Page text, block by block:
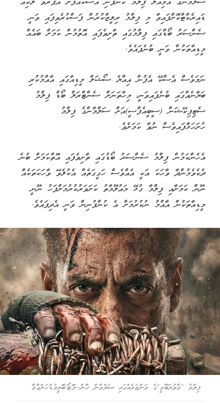
ޑައިރެކްޓްކޮށްފައިވާ މި ފިލްމު ރިލީޒްކުރުން ފަސްކުރެވިފައި ވަނީ
ސެންސަރު ބޯޑްގައި ފިލްމުގައި ތާށިވެފައި އޮތުމުން ކަމަށް ބައެއް
މީޑިއާތަކުން ވަނީ ބުނެފައެވެ.
ނަމަވެސް އެސްކޭ އެފުން އިއްޔެ ސޯޝަލް މީޑިއާގައި އާއްމުކުރި
ބަޔާނެއްގައި ބުނެފައިވަނީ، މިހާތަނަށް ސެންޓްރަލް ބޯޑް ފިލްމު
ސެޓިފިކޭޝަން (ސީބީއެފްސީ)އަށް ސަލްމާންގެ ފިލްމު
ހުށަހަޅާފައިވެސް ނުވާ ކަމަށެވެ.
އެހެންކަމުން ފިލްމު ސެންސަރު ބޯޑުގައި ތާށިވެފައި އޮތްކަމަށް ބުނެ
ދެކެވެމުންދާ ވާހަކަ އަކީ އެއްވެސް ހަގީގަތެއް އެކުލެވޭ ވާހަކަތަކެއް
ނޫން ކަމަށާއި ފިލްމާ ގުޅޭ މައުލޫމާތު ކަށަވަރުކުރުމަށްފަހު ނޫނީ
މީޑިއާތަކުން އާއްމު ނުކުރުމަށް އެ ކުންފުނިން ވަނީ އެދިފައެވެ.
ފިލްމު "މާތުރަބޫމީ"ގެ މަންޒަރެއްގައި ސަލްމާން ޚާން--ފޮޓޯ/ބޮލީވުޑްހަންގާމާ